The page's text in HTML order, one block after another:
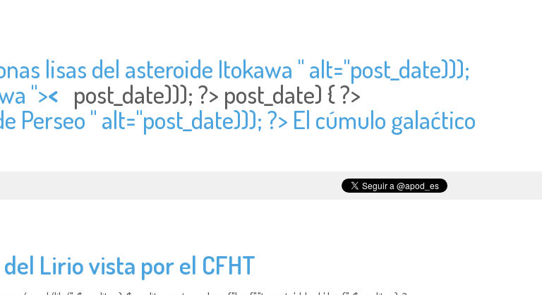
lisas del asteroide Itokawa " alt="post_date)));
">< post_date))); ?> post_date) { ?>
Perseo " alt="post_date))); ?> El cúmulo galaćtico
Lirio vista por el CFHT